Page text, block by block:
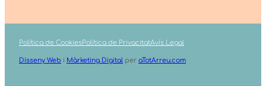
Política de CookiesPolítica de PrivacitatAvís Legal
Disseny Web i Màrketing Digital per aTotArreu.com